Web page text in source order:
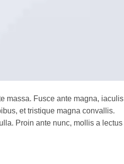
massa. Fusce ante magna,
et tristique magna convallis.
Proin ante nunc, mollis a lectus